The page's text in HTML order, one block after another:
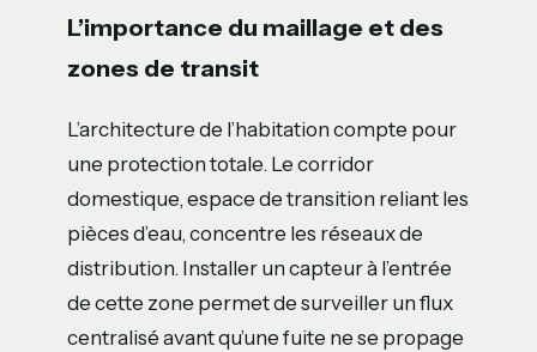
L’importance du maillage et des
zones de transit
L’architecture de l’habitation compte pour
une protection totale. Le corridor
domestique, espace de transition reliant les
pièces d’eau, concentre les réseaux de
distribution. Installer un capteur à l’entrée
de cette zone permet de surveiller un flux
centralisé avant qu’une fuite ne se propage